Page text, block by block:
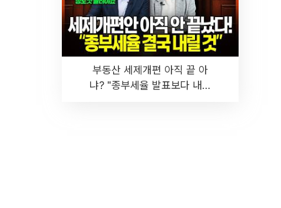
부동산 세제개편 아직 끝 아
냐? "종부세율 발표보다 내릴